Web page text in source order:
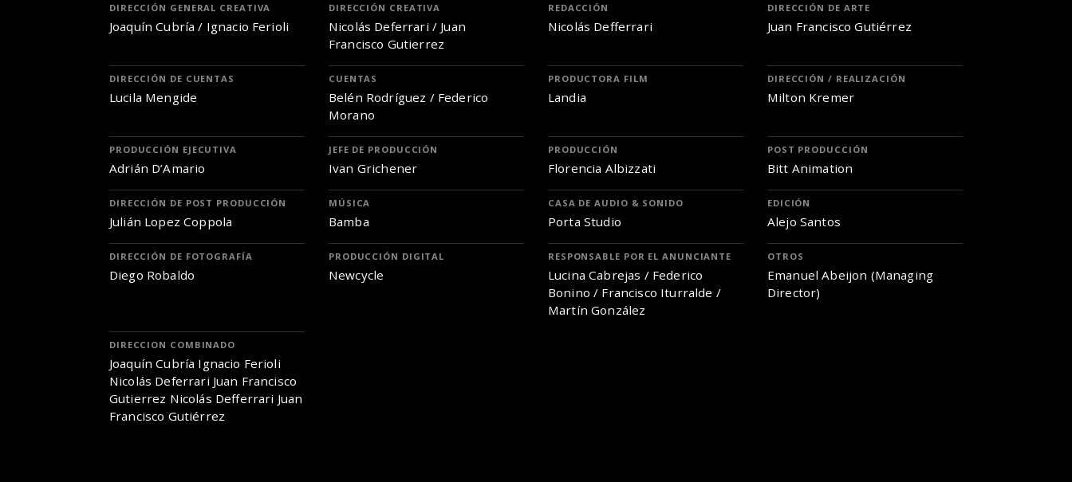
DIRECCIÓN GENERAL CREATIVA
Joaquín Cubría / Ignacio Ferioli
DIRECCIÓN CREATIVA
Nicolás Deferrari / Juan
Francisco Gutierrez
REDACCIÓN
Nicolás Defferrari
DIRECCIÓN DE ARTE
Juan Francisco Gutiérrez
DIRECCIÓN DE CUENTAS
Lucila Mengide
CUENTAS
Belén Rodríguez / Federico
Morano
PRODUCTORA FILM
Landia
DIRECCIÓN / REALIZACIÓN
Milton Kremer
PRODUCCIÓN EJECUTIVA
Adrián D’Amario
JEFE DE PRODUCCIÓN
Ivan Grichener
PRODUCCIÓN
Florencia Albizzati
POST PRODUCCIÓN
Bitt Animation
DIRECCIÓN DE POST PRODUCCIÓN
Julián Lopez Coppola
MÚSICA
Bamba
CASA DE AUDIO & SONIDO
Porta Studio
EDICIÓN
Alejo Santos
DIRECCIÓN DE FOTOGRAFÍA
Diego Robaldo
PRODUCCIÓN DIGITAL
Newcycle
RESPONSABLE POR EL ANUNCIANTE
Lucina Cabrejas / Federico
Bonino / Francisco Iturralde /
Martín González
OTROS
Emanuel Abeijon (Managing
Director)
DIRECCION COMBINADO
Joaquín Cubría Ignacio Ferioli
Nicolás Deferrari Juan Francisco
Gutierrez Nicolás Defferrari Juan
Francisco Gutiérrez